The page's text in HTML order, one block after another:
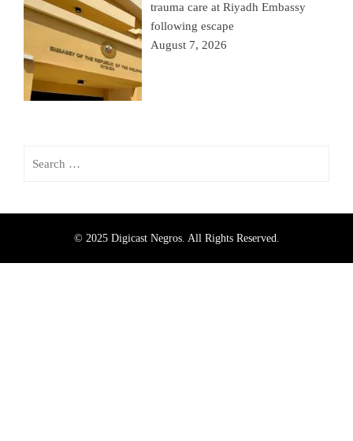
trauma care at Riyadh Embassy
following escape
August 7, 2026
© 2025 Digicast Negros. All Rights Reserved.